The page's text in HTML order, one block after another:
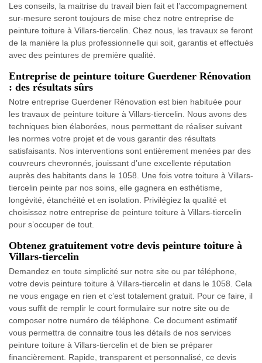
Les conseils, la maitrise du travail bien fait et l’accompagnement
sur-mesure seront toujours de mise chez notre entreprise de
peinture toiture à Villars-tiercelin. Chez nous, les travaux se feront
de la manière la plus professionnelle qui soit, garantis et effectués
avec des peintures de première qualité.
Entreprise de peinture toiture Guerdener Rénovation
: des résultats sûrs
Notre entreprise Guerdener Rénovation est bien habituée pour
les travaux de peinture toiture à Villars-tiercelin. Nous avons des
techniques bien élaborées, nous permettant de réaliser suivant
les normes votre projet et de vous garantir des résultats
satisfaisants. Nos interventions sont entièrement menées par des
couvreurs chevronnés, jouissant d’une excellente réputation
auprès des habitants dans le 1058. Une fois votre toiture à Villars-
tiercelin peinte par nos soins, elle gagnera en esthétisme,
longévité, étanchéité et en isolation. Privilégiez la qualité et
choisissez notre entreprise de peinture toiture à Villars-tiercelin
pour s’occuper de tout.
Obtenez gratuitement votre devis peinture toiture à
Villars-tiercelin
Demandez en toute simplicité sur notre site ou par téléphone,
votre devis peinture toiture à Villars-tiercelin et dans le 1058. Cela
ne vous engage en rien et c’est totalement gratuit. Pour ce faire, il
vous suffit de remplir le court formulaire sur notre site ou de
composer notre numéro de téléphone. Ce document estimatif
vous permettra de connaitre tous les détails de nos services
peinture toiture à Villars-tiercelin et de bien se préparer
financièrement. Rapide, transparent et personnalisé, ce devis